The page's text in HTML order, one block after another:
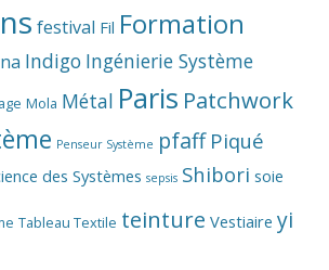
festival Fil Formation
Indigo Ingénierie Système
Mola Métal Paris Patchwork
Penseur Système pfaff Piqué
des Systèmes sepsis Shibori soie
Tableau Textile teinture Vestiaire yi